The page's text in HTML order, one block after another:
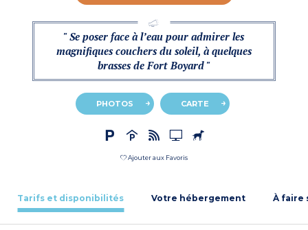
" Se poser face à l’eau pour admirer les
magnifiques couchers du soleil, à quelques
brasses de Fort Boyard "
PHOTOS CARTE
Ajouter aux Favoris
Tarifs et disponibilités Votre hébergement À faire